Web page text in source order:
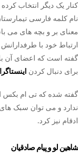
کنار یک دیگر انتخاب
نام کلمه فارسی
معنای بر و بچه های می
ارتباط خود با
گفته است که اعضای آن
برای دنبال کردن
گفته شده که تی ام بکس
ندارد و می توان سبک
ادقام نیز کرد.
شاهین لو و پیام صادقیان